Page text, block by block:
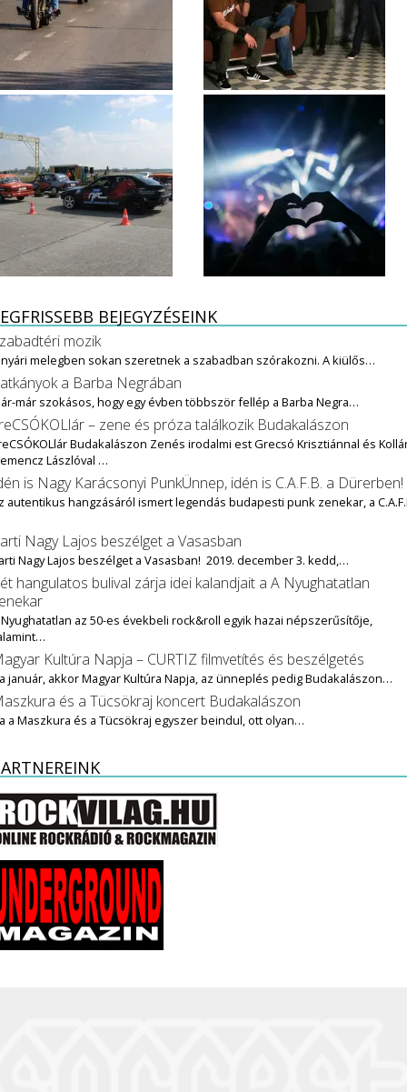
BEJEGYZÉSEINK
mozik
melegben sokan szeretnek a szabadban szórakozni. A kiülős…
a Barba Negrában
már szokásos, hogy egy évben többször fellép a Barba Negra…
– zene és próza találkozik Budakalászon
Budakalászon Zenés irodalmi est Grecsó Krisztiánnal és
Lászlóval …
is Nagy Karácsonyi PunkÜnnep, idén is C.A.F.B. a Dürerben!
autentikus hangzásáról ismert legendás budapesti punk zenekar, a
Nagy Lajos beszélget a Vasasban
Nagy Lajos beszélget a Vasasban! 2019. december 3. kedd,…
hangulatos bulival zárja idei kalandjait a A Nyughatatlan
az 50-es évekbeli rock&roll egyik hazai népszerűsítője,
Kultúra Napja – CURTIZ filmvetítés és beszélgetés
január, akkor Magyar Kultúra Napja, az ünneplés pedig Budakalászon…
és a Tücsökraj koncert Budakalászon
a Maszkura és a Tücsökraj egyszer beindul, ott olyan…